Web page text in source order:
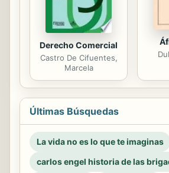
Derecho Comercial
Castro De Cifuentes,
Marcela
Últimas Búsquedas
La vida no es lo que te imaginas
carlos engel historia de las